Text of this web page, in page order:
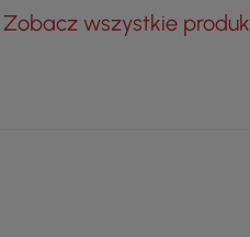
Zobacz wszystkie